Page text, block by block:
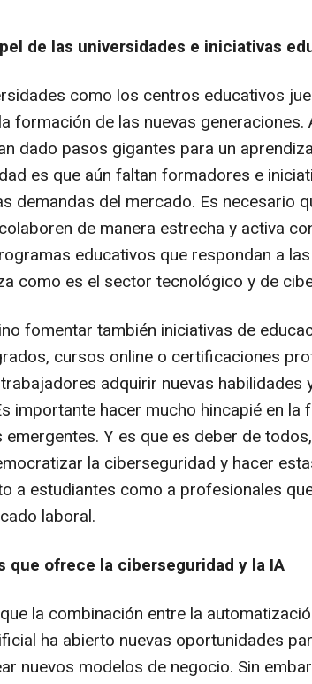
de las universidades e iniciativas
como los centros educativos
formación de las nuevas generaciones.
dado pasos gigantes para un
es que aún faltan formadores e
demandas del mercado. Es necesario
de manera estrecha y activa
educativos que respondan a
como es el sector tecnológico y de
fomentar también iniciativas de
cursos online o certificaciones
adquirir nuevas habilidades
importante hacer mucho hincapié en la
emergentes. Y es que es deber de
la ciberseguridad y hacer
a estudiantes como a profesionales
laboral.
que ofrece la ciberseguridad y la IA
la combinación entre la
ha abierto nuevas oportunidades
nuevos modelos de negocio. Sin